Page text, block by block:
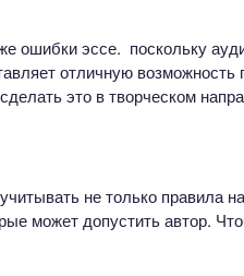
ошибки эссе. поскольку
отличную
это в творческом
не только правила
может допустить автор.